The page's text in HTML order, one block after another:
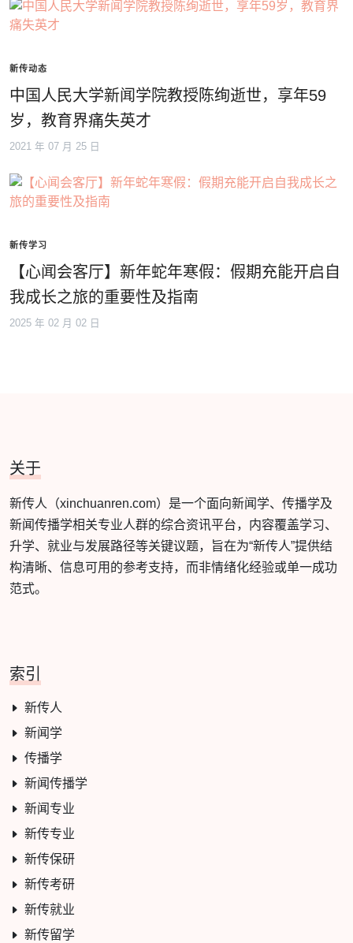
新传动态
中国人民大学新闻学院教授陈绚逝世，享年59
岁，教育界痛失英才
2021 年 07 月 25 日
新传学习
【心闻会客厅】新年蛇年寒假：假期充能开启自
我成长之旅的重要性及指南
2025 年 02 月 02 日
关于
新传人（xinchuanren.com）是一个面向新闻学、传播学及
新闻传播学相关专业人群的综合资讯平台，内容覆盖学习、
升学、就业与发展路径等关键议题，旨在为“新传人”提供结
构清晰、信息可用的参考支持，而非情绪化经验或单一成功
范式。
索引
新传人
新闻学
传播学
新闻传播学
新闻专业
新传专业
新传保研
新传考研
新传就业
新传留学